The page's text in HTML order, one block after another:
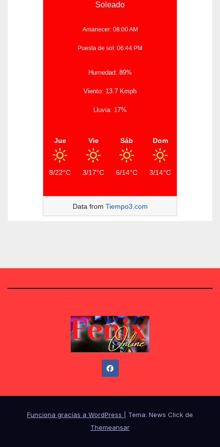
Soleado
Amanecer: 08:00 AM
Puesta de sol: 06:44 PM
Humedad: 89%
Viento: 13.7 Kmph
Lluvia: 17%
Jue
8/22°C
Vie
3/17°C
Sáb
6/14°C
Dom
3/14°C
Data from Tiempo3.com
Funciona gracias a WordPress
Tema: News Click de
Themeansar